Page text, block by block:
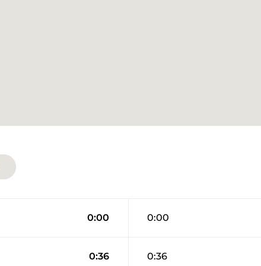
0:00 0:00
0:36 0:36